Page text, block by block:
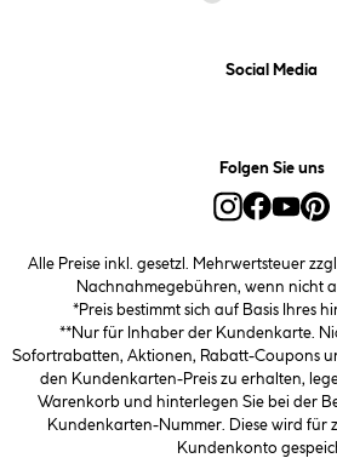
Social Media
Folgen Sie uns
Alle Preise inkl. gesetzl. Mehrwertsteuer zzgl.
Nachnahmegebühren, wenn nicht
*Preis bestimmt sich auf Basis Ihres
**Nur für Inhaber der Kundenkarte.
Sofortrabatten, Aktionen, Rabatt-Coupons
den Kundenkarten-Preis zu erhalten,
Warenkorb und hinterlegen Sie bei der
Kundenkarten-Nummer. Diese wird für
Kundenkonto